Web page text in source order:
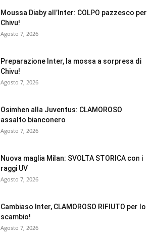
Moussa Diaby all’Inter: COLPO pazzesco per
Chivu!
Agosto 7, 2026
Preparazione Inter, la mossa a sorpresa di
Chivu!
Agosto 7, 2026
Osimhen alla Juventus: CLAMOROSO
assalto bianconero
Agosto 7, 2026
Nuova maglia Milan: SVOLTA STORICA con i
raggi UV
Agosto 7, 2026
Cambiaso Inter, CLAMOROSO RIFIUTO per lo
scambio!
Agosto 7, 2026